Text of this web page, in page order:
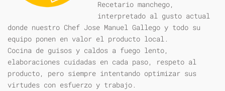
Recetario manchego,
interpretado al gusto actual
donde nuestro Chef Jose Manuel Gallego y todo su
equipo ponen en valor el producto local.
Cocina de guisos y caldos a fuego lento,
elaboraciones cuidadas en cada paso, respeto al
producto, pero siempre intentando optimizar sus
virtudes con esfuerzo y trabajo.